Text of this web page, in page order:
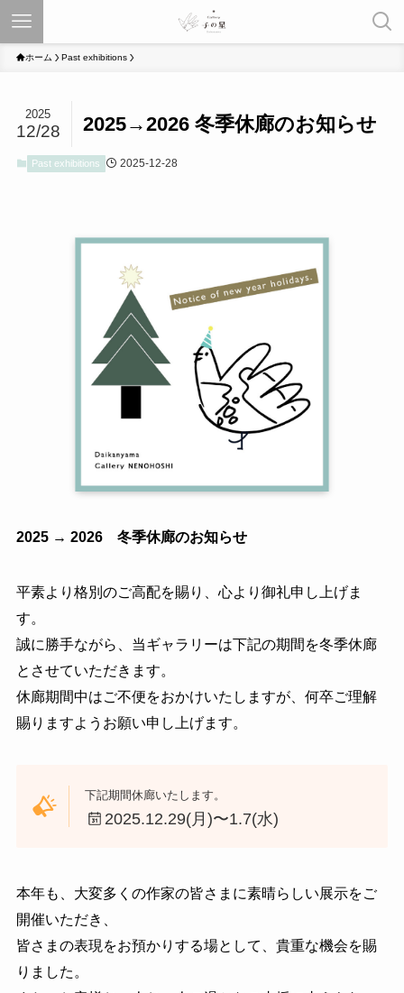
ホーム Past exhibitions
2025→2026 冬季休廊のお知らせ
2025
12/28
Past exhibitions 2025-12-28
2025 → 2026 冬季休廊のお知らせ
平素より格別のご高配を賜り、心より御礼申し上げま
す。
誠に勝手ながら、当ギャラリーは下記の期間を冬季休廊
とさせていただきます。
休廊期間中はご不便をおかけいたしますが、何卒ご理解
賜りますようお願い申し上げます。
下記期間休廊いたします。
2025.12.29(月)〜1.7(水)
本年も、大変多くの作家の皆さまに素晴らしい展示をご
開催いただき、
皆さまの表現をお預かりする場として、貴重な機会を賜
りました。